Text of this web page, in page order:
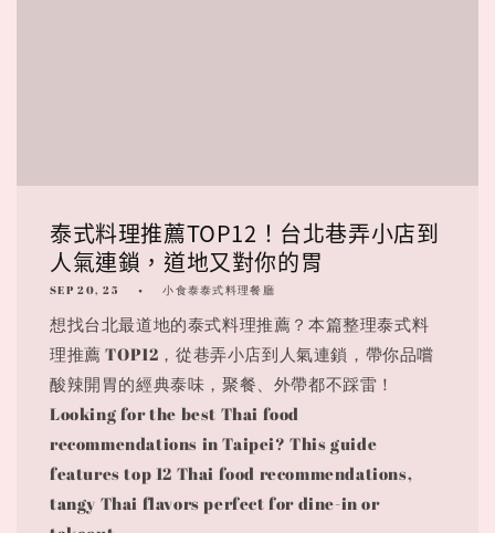
泰式料理推薦TOP12！台北巷弄小店到
人氣連鎖，道地又對你的胃
SEP 20, 25 小食泰泰式料理餐廳
想找台北最道地的泰式料理推薦？本篇整理泰式料
理推薦 TOP12，從巷弄小店到人氣連鎖，帶你品嚐
酸辣開胃的經典泰味，聚餐、外帶都不踩雷！
Looking for the best Thai food
recommendations in Taipei? This guide
features top 12 Thai food recommendations,
tangy Thai flavors perfect for dine-in or